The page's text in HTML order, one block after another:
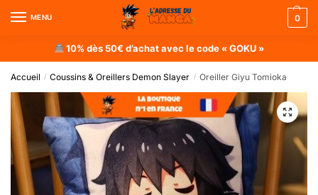
MENU 0
10% dès 50€ d’achat avec le code « GOKU »
Accueil / Coussins & Oreillers Demon Slayer / Oreiller Giyu Tomioka